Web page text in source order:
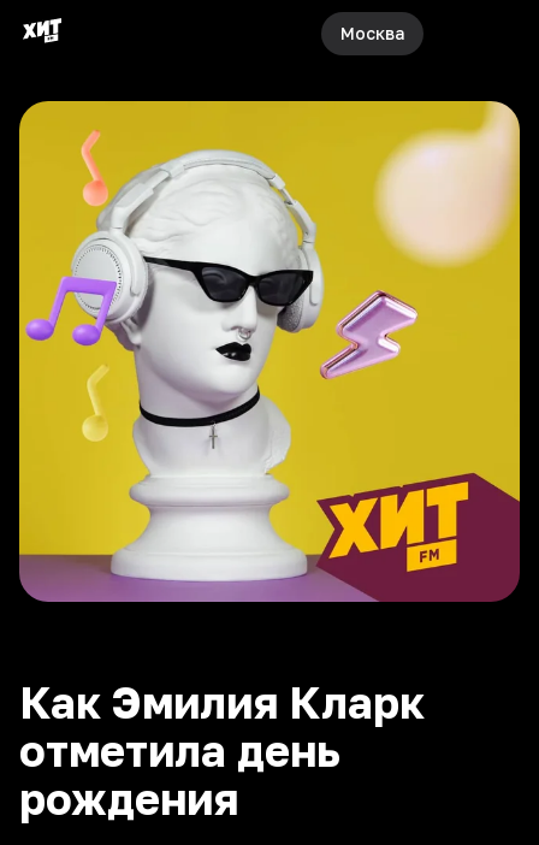
Москва
Как Эмилия Кларк
отметила день
рождения